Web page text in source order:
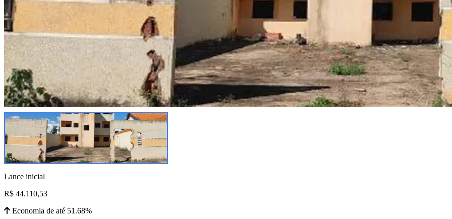
Lance inicial
R$ 44.110,53
Economia de até 51.68%